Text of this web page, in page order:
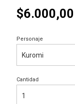
$6.000,00
Personaje
Cantidad